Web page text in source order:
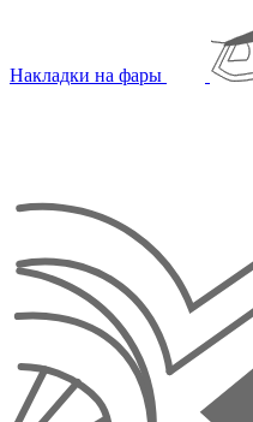
Накладки на фары